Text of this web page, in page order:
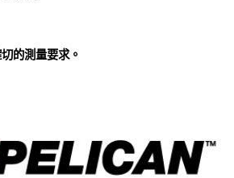
的測量要求。